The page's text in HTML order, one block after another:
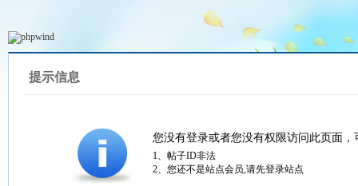
提示信息
您没有登录或者您没有权限访问此页面
1、帖子ID非法
2、您还不是站点会员,请先登录站点